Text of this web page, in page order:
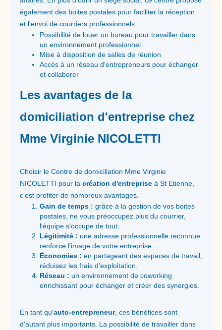
également des boites postales pour faciliter la réception
et l'envoi de courriers professionnels.
Possibilité de louer un bureau pour travailler dans
un environnement professionnel
Mise à disposition de salles de réunion
Accès à un réseau d'entrepreneurs pour échanger
et collaborer
Les avantages de la
domiciliation d'entreprise chez
Mme Virginie NICOLETTI
Choisir le Centre de domiciliation Mme Virginie
NICOLETTI pour la création d'entreprise à St Etienne,
c'est profiter de nombreux avantages.
Gain de temps : grâce à la gestion de vos boites
postales, ne vous préoccupez plus du courrier,
l'équipe s'occupe de tout.
Légitimité : une adresse professionnelle reconnue
renforce l'image de votre entreprise.
Économies : en partageant des espaces de travail,
réduisez les frais d'exploitation.
Réseau : un environnement de coworking
enrichissant pour échanger et créer des synergies.
En tant qu'auto-entrepreneur, ces bénéfices sont
d'autant plus importants. La possibilité de travailler dans